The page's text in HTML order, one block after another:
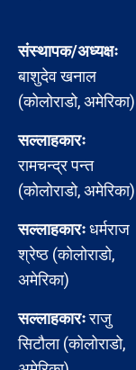
संस्थापक/अध्यक्षः
बाशुदेव खनाल
(कोलोराडो, अमेरिका)
सल्लाहकारः
रामचन्द्र पन्त
(कोलोराडो, अमेरिका)
सल्लाहकारःधर्मराज
श्रेष्ठ (कोलोराडो,
अमेरिका)
सल्लाहकारःराजु
सिटौला (कोलोराडो,